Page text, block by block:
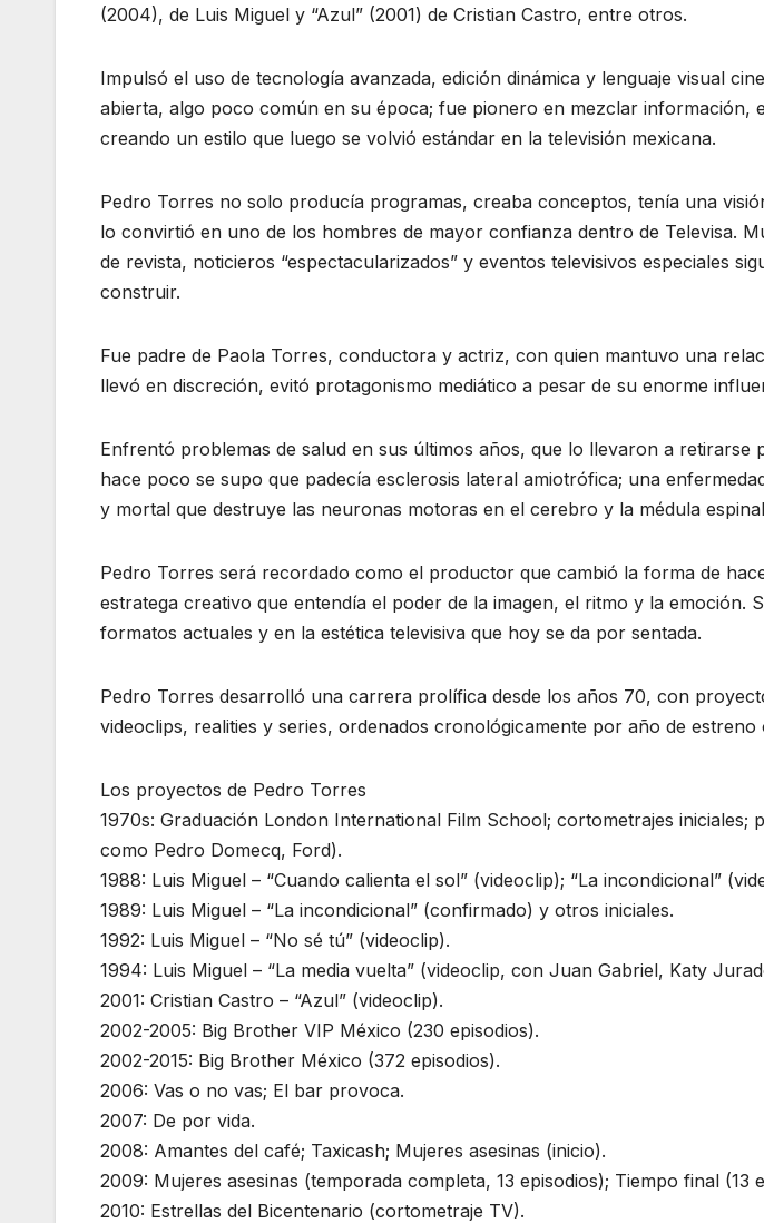
(2004), de Luis Miguel y “Azul” (2001) de Cristian Castro​, entre otros.
Impulsó el uso de tecnología avanzada, edición dinámica y lenguaje visual
abierta, algo poco común en su época; fue pionero en mezclar información,
creando un estilo que luego se volvió estándar en la televisión mexicana.
Pedro Torres no solo producía programas, creaba conceptos, tenía una
lo convirtió en uno de los hombres de mayor confianza dentro de Televisa.
de revista, noticieros “espectacularizados” y eventos televisivos especiales
construir.
Fue padre de Paola Torres, conductora y actriz, con quien mantuvo una
llevó en discreción, evitó protagonismo mediático a pesar de su enorme
Enfrentó problemas de salud en sus últimos años, que lo llevaron a retirarse
hace poco se supo que padecía esclerosis lateral amiotrófica; una
y mortal que destruye las neuronas motoras en el cerebro y la médula
Pedro Torres será recordado como el productor que cambió la forma de
estratega creativo que entendía el poder de la imagen, el ritmo y la emoción.
formatos actuales y en la estética televisiva que hoy se da por sentada.
Pedro Torres desarrolló una carrera prolífica desde los años 70, con
videoclips, realities y series, ordenados cronológicamente por año de
Los proyectos de Pedro Torres
1970s: Graduación London International Film School; cortometrajes iniciales;
como Pedro Domecq, Ford).
1988: Luis Miguel – “Cuando calienta el sol” (videoclip); “La incondicional”
1989: Luis Miguel – “La incondicional” (confirmado) y otros iniciales.​
1992: Luis Miguel – “No sé tú” (videoclip).​
1994: Luis Miguel – “La media vuelta” (videoclip, con Juan Gabriel, Katy
2001: Cristian Castro – “Azul” (videoclip).​
2002-2005: Big Brother VIP México (230 episodios).​
2002-2015: Big Brother México (372 episodios).​
2006: Vas o no vas; El bar provoca.​
2007: De por vida.​
2008: Amantes del café; Taxicash; Mujeres asesinas (inicio).​
2009: Mujeres asesinas (temporada completa, 13 episodios); Tiempo final (13
2010: Estrellas del Bicentenario (cortometraje TV).​